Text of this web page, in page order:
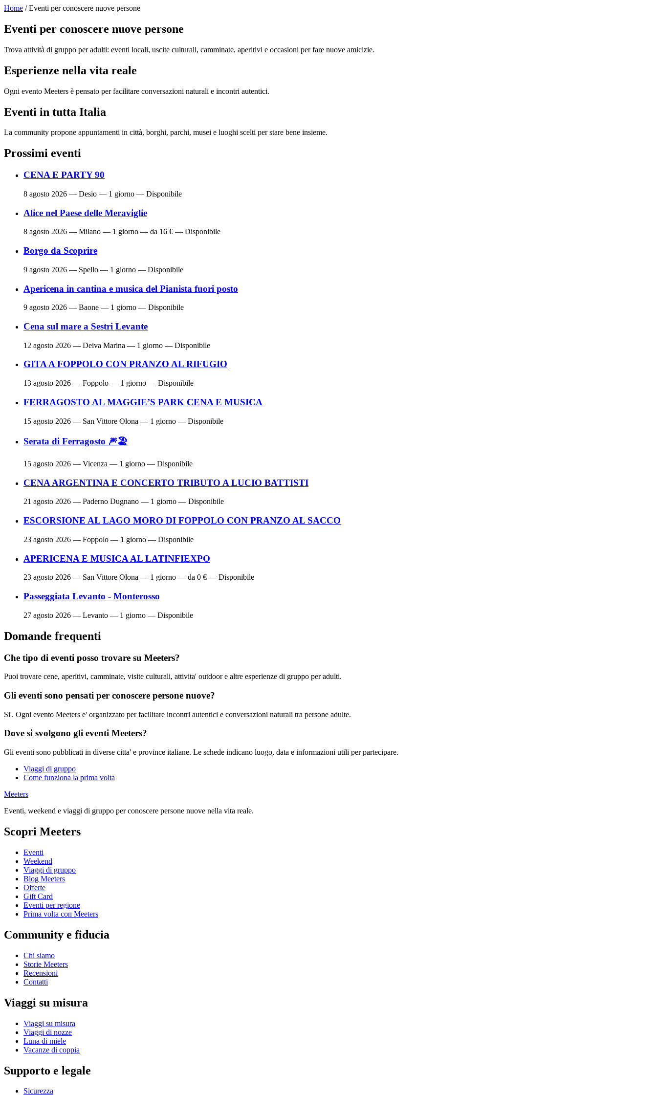
Home / Eventi per conoscere nuove persone
Eventi per conoscere nuove persone
Trova attività di gruppo per adulti: eventi locali, uscite culturali, camminate, aperitivi e occasioni per fare nuove amicizie.
Esperienze nella vita reale
Ogni evento Meeters è pensato per facilitare conversazioni naturali e incontri autentici.
Eventi in tutta Italia
La community propone appuntamenti in città, borghi, parchi, musei e luoghi scelti per stare bene insieme.
Prossimi eventi
CENA E PARTY 90
8 agosto 2026 — Desio — 1 giorno — Disponibile
Alice nel Paese delle Meraviglie
8 agosto 2026 — Milano — 1 giorno — da 16 € — Disponibile
Borgo da Scoprire
9 agosto 2026 — Spello — 1 giorno — Disponibile
Apericena in cantina e musica del Pianista fuori posto
9 agosto 2026 — Baone — 1 giorno — Disponibile
Cena sul mare a Sestri Levante
12 agosto 2026 — Deiva Marina — 1 giorno — Disponibile
GITA A FOPPOLO CON PRANZO AL RIFUGIO
13 agosto 2026 — Foppolo — 1 giorno — Disponibile
FERRAGOSTO AL MAGGIE’S PARK CENA E MUSICA
15 agosto 2026 — San Vittore Olona — 1 giorno — Disponibile
Serata di Ferragosto 🎆🏖
15 agosto 2026 — Vicenza — 1 giorno — Disponibile
CENA ARGENTINA E CONCERTO TRIBUTO A LUCIO BATTISTI
21 agosto 2026 — Paderno Dugnano — 1 giorno — Disponibile
ESCORSIONE AL LAGO MORO DI FOPPOLO CON PRANZO AL SACCO
23 agosto 2026 — Foppolo — 1 giorno — Disponibile
APERICENA E MUSICA AL LATINFIEXPO
23 agosto 2026 — San Vittore Olona — 1 giorno — da 0 € — Disponibile
Passeggiata Levanto - Monterosso
27 agosto 2026 — Levanto — 1 giorno — Disponibile
Domande frequenti
Che tipo di eventi posso trovare su Meeters?
Puoi trovare cene, aperitivi, camminate, visite culturali, attivita' outdoor e altre esperienze di gruppo per adulti.
Gli eventi sono pensati per conoscere persone nuove?
Si'. Ogni evento Meeters e' organizzato per facilitare incontri autentici e conversazioni naturali tra persone adulte.
Dove si svolgono gli eventi Meeters?
Gli eventi sono pubblicati in diverse citta' e province italiane. Le schede indicano luogo, data e informazioni utili per partecipare.
Viaggi di gruppo
Come funziona la prima volta
Meeters
Eventi, weekend e viaggi di gruppo per conoscere persone nuove nella vita reale.
Scopri Meeters
Eventi
Weekend
Viaggi di gruppo
Blog Meeters
Offerte
Gift Card
Eventi per regione
Prima volta con Meeters
Community e fiducia
Chi siamo
Storie Meeters
Recensioni
Contatti
Viaggi su misura
Viaggi su misura
Viaggi di nozze
Luna di miele
Vacanze di coppia
Supporto e legale
Sicurezza